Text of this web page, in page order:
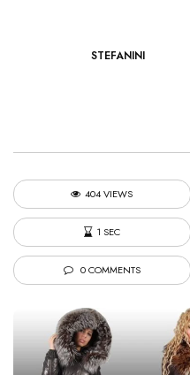
STEFANINI
404 VIEWS
1 SEC
0 COMMENTS